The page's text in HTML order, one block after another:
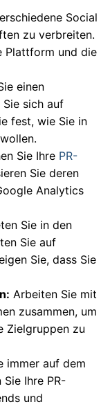
Social
zu verbreiten.
Plattform und die
einen
Sie sich auf
fest, wie Sie in
Sie Ihre PR-
Sie deren
Analytics
Sie in den
Sie auf
Sie, dass Sie
Arbeiten Sie mit
zusammen, um
Zielgruppen zu
immer auf dem
Sie Ihre PR-
und